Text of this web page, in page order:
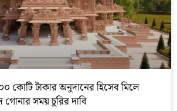
কোটি টাকার অনুদানের হিসেব মিলে
সময় চুরির দাবি